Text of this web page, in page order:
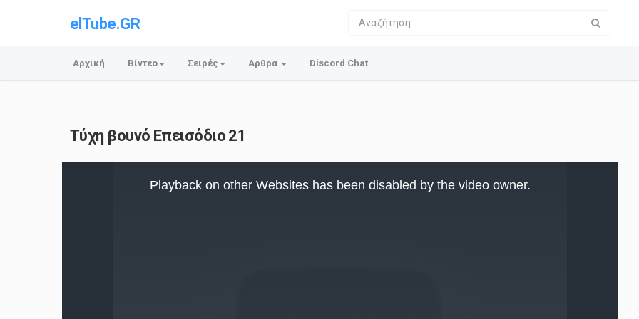
elTube.GR
Αρχική Βίντεο Σειρές Αρθρα Discord Chat
Τύχη βουνό Επεισόδιο 21
Playback on other Websites has been disabled by the video owner.